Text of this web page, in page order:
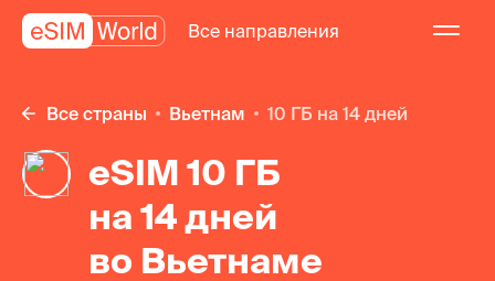
Все направления
Все страны Вьетнам 10 ГБ на 14 дней
eSIM 10 ГБ
на 14 дней
во Вьетнаме